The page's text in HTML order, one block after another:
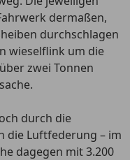
dermaßen,
durchschlagen
wieselflink um die
zwei Tonnen
durch die
die Luftfederung – im
dagegen mit 3.200